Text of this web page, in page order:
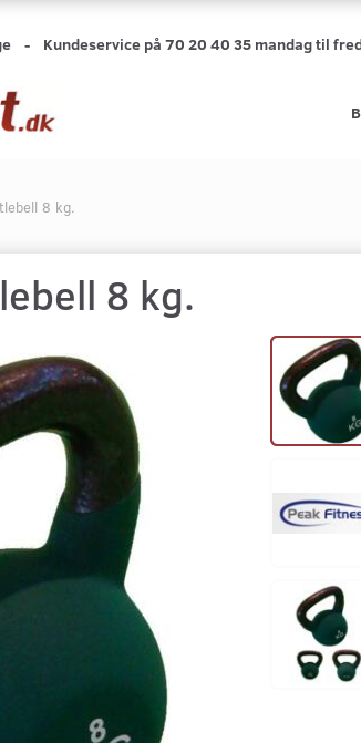
- Kundeservice på 70 20 40 35 mandag til
8 kg.
8 kg.